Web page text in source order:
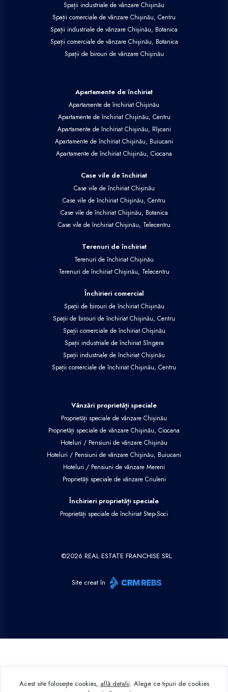
Spații industriale de vânzare Chișinău
Spații comerciale de vânzare Chișinău, Centru
Spații industriale de vânzare Chișinău, Botanica
Spații comerciale de vânzare Chișinău, Botanica
Spații de birouri de vânzare Chișinău
Apartamente de închiriat
Apartamente de închiriat Chișinău
Apartamente de închiriat Chișinău, Centru
Apartamente de închiriat Chișinău, Rîșcani
Apartamente de închiriat Chișinău, Buiucani
Apartamente de închiriat Chișinău, Ciocana
Case vile de închiriat
Case vile de închiriat Chișinău
Case vile de închiriat Chișinău, Centru
Case vile de închiriat Chișinău, Botanica
Case vile de închiriat Chișinău, Telecentru
Terenuri de închiriat
Terenuri de închiriat Chișinău
Terenuri de închiriat Chișinău, Telecentru
Închirieri comercial
Spații de birouri de închiriat Chișinău
Spații de birouri de închiriat Chișinău, Centru
Spații comerciale de închiriat Chișinău
Spații industriale de închiriat Sîngera
Spații industriale de închiriat Chișinău
Spații comerciale de închiriat Chișinău, Centru
Vânzări proprietăți speciale
Proprietăți speciale de vânzare Chișinău
Proprietăți speciale de vânzare Chișinău, Ciocana
Hoteluri / Pensiuni de vânzare Chișinău
Hoteluri / Pensiuni de vânzare Chișinău, Buiucani
Hoteluri / Pensiuni de vânzare Mereni
Proprietăți speciale de vânzare Criuleni
Închirieri proprietăți speciale
Proprietăți speciale de închiriat Step-Soci
©2026 REAL ESTATE FRANCHISE SRL
Site creat în
Acest site folosește cookies, află detalii. Alege ce tipuri de cookies